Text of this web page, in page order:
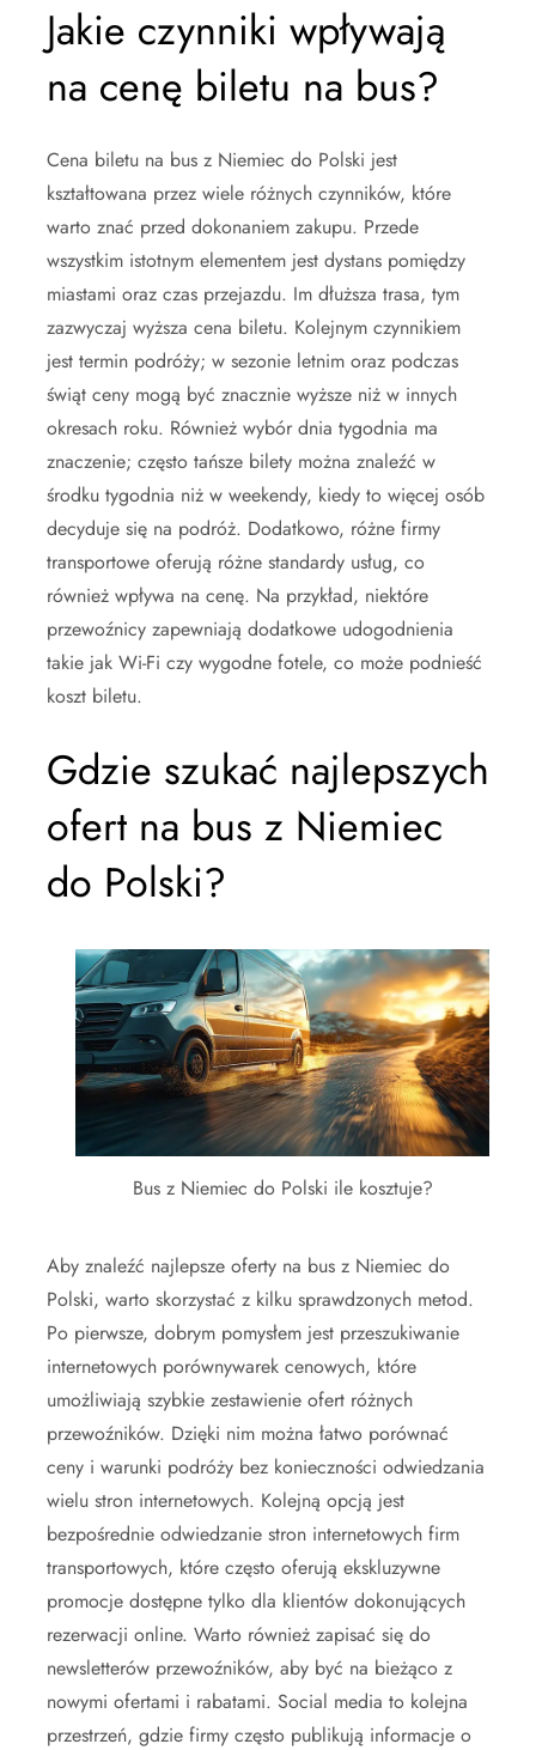
Jakie czynniki wpływają
na cenę biletu na bus?
Cena biletu na bus z Niemiec do Polski jest
kształtowana przez wiele różnych czynników, które
warto znać przed dokonaniem zakupu. Przede
wszystkim istotnym elementem jest dystans pomiędzy
miastami oraz czas przejazdu. Im dłuższa trasa, tym
zazwyczaj wyższa cena biletu. Kolejnym czynnikiem
jest termin podróży; w sezonie letnim oraz podczas
świąt ceny mogą być znacznie wyższe niż w innych
okresach roku. Również wybór dnia tygodnia ma
znaczenie; często tańsze bilety można znaleźć w
środku tygodnia niż w weekendy, kiedy to więcej osób
decyduje się na podróż. Dodatkowo, różne firmy
transportowe oferują różne standardy usług, co
również wpływa na cenę. Na przykład, niektóre
przewoźnicy zapewniają dodatkowe udogodnienia
takie jak Wi-Fi czy wygodne fotele, co może podnieść
koszt biletu.
Gdzie szukać najlepszych
ofert na bus z Niemiec
do Polski?
Bus z Niemiec do Polski ile kosztuje?
Aby znaleźć najlepsze oferty na bus z Niemiec do
Polski, warto skorzystać z kilku sprawdzonych metod.
Po pierwsze, dobrym pomysłem jest przeszukiwanie
internetowych porównywarek cenowych, które
umożliwiają szybkie zestawienie ofert różnych
przewoźników. Dzięki nim można łatwo porównać
ceny i warunki podróży bez konieczności odwiedzania
wielu stron internetowych. Kolejną opcją jest
bezpośrednie odwiedzanie stron internetowych firm
transportowych, które często oferują ekskluzywne
promocje dostępne tylko dla klientów dokonujących
rezerwacji online. Warto również zapisać się do
newsletterów przewoźników, aby być na bieżąco z
nowymi ofertami i rabatami. Social media to kolejna
przestrzeń, gdzie firmy często publikują informacje o